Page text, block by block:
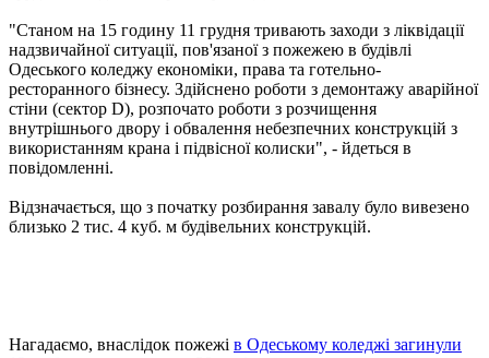
"Станом на 15 годину 11 грудня тривають заходи з ліквідації
надзвичайної ситуації, пов'язаної з пожежею в будівлі
Одеського коледжу економіки, права та готельно-
ресторанного бізнесу. Здійснено роботи з демонтажу аварійної
стіни (сектор D), розпочато роботи з розчищення
внутрішнього двору і обвалення небезпечних конструкцій з
використанням крана і підвісної колиски", - йдеться в
повідомленні.
Відзначається, що з початку розбирання завалу було вивезено
близько 2 тис. 4 куб. м будівельних конструкцій.
Нагадаємо, внаслідок пожежі в Одеському коледжі загинули